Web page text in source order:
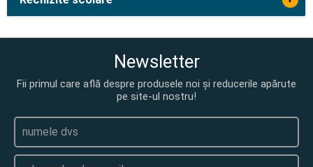
Newsletter
Fii primul care află despre produsele noi și reducerile apărute
pe site-ul nostru!